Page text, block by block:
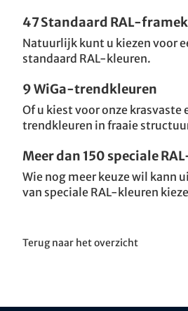
47 Standaard RAL-
Natuurlijk kunt u kiezen voor
standaard RAL-kleuren.
9 WiGa-trendkleuren
Of u kiest voor onze krasvaste
trendkleuren in fraaie
Meer dan 150 speciale
Wie nog meer keuze wil kann
van speciale RAL-kleuren
Terug naar het overzicht